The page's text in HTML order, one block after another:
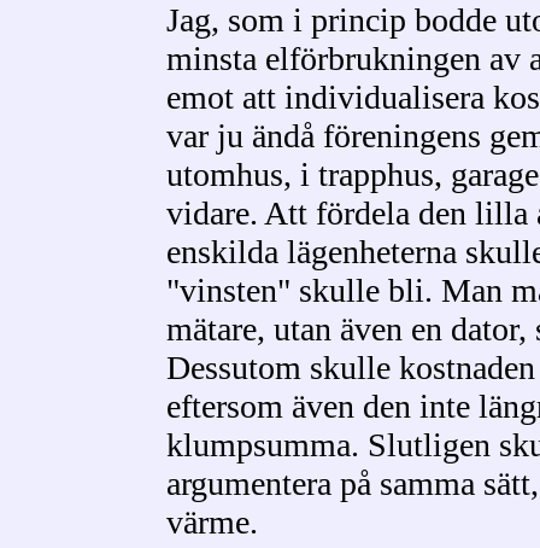
Jag, som i princip bodde
minsta elförbrukningen av
emot att individualisera
var ju ändå föreningens
utomhus, i trapphus,
vidare. Att fördela den lilla
enskilda lägenheterna
"vinsten" skulle bli. Man
mätare, utan även en
Dessutom skulle
eftersom även den inte
klumpsumma. Slutligen
argumentera på samma
värme.